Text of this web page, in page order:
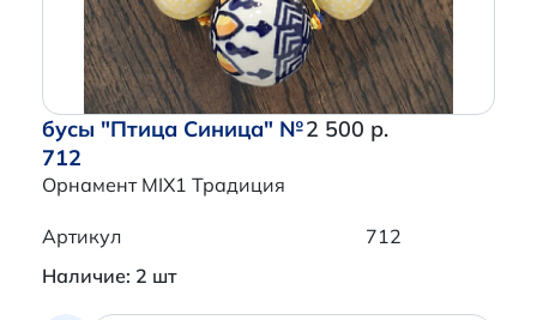
бусы "Птица Синица" №
712
Орнамент MIX1 Традиция
2 500 р.
Артикул
712
Наличие: 2 шт